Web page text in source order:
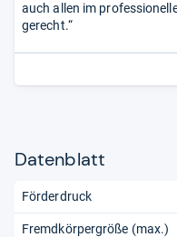
auch allen im
gerecht.“
Datenblatt
Förderdruck
Fremdkörpergröße (max.)